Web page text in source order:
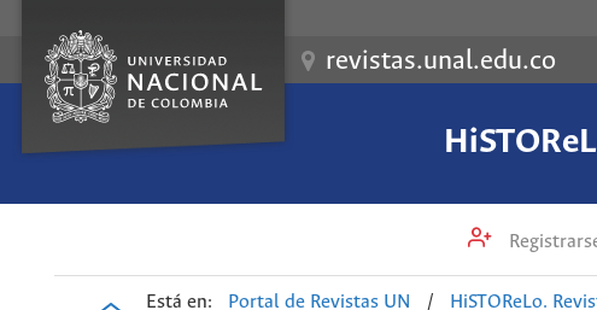
revistas.unal.edu.co
Está en: Portal de Revistas UN / HiSTOReLo.